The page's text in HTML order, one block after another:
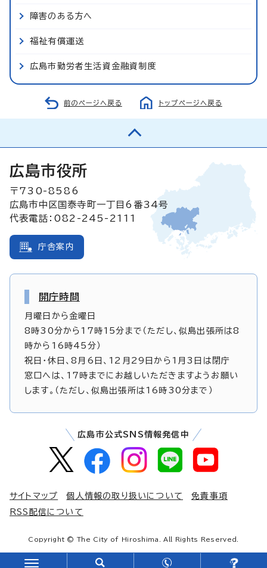
障害のある方へ
福祉有償運送
広島市勤労者生活資金融資制度
前のページへ戻る トップページへ戻る
広島市役所
〒730-8586
広島市中区国泰寺町一丁目6番34号
代表電話：082-245-2111
庁舎案内
開庁時間
月曜日から金曜日
8時30分から17時15分まで（ただし、似島出張所は8
時から16時45分）
祝日・休日、8月6日、12月29日から1月3日は閉庁
窓口へは、17時までにお越しいただきますようお願い
します。（ただし、似島出張所は16時30分まで）
広島市公式SNS情報発信中
サイトマップ 個人情報の取り扱いについて
免責事項
RSS配信について
Copyright © The City of Hiroshima. All Rights Reserved.